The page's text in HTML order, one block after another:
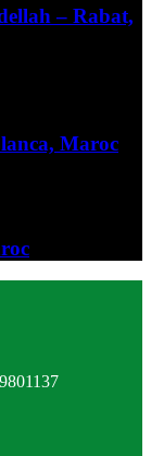
– Rabat,
Maroc